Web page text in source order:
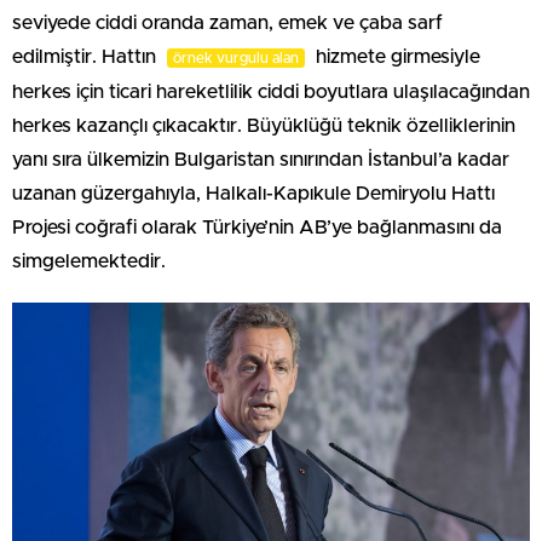
seviyede ciddi oranda zaman, emek ve çaba sarf
edilmiştir. Hattın
örnek vurgulu alan
hizmete girmesiyle
herkes için ticari hareketlilik ciddi boyutlara ulaşılacağından
herkes kazançlı çıkacaktır. Büyüklüğü teknik özelliklerinin
yanı sıra ülkemizin Bulgaristan sınırından İstanbul’a kadar
uzanan güzergahıyla, Halkalı-Kapıkule Demiryolu Hattı
Projesi coğrafi olarak Türkiye’nin AB’ye bağlanmasını da
simgelemektedir.